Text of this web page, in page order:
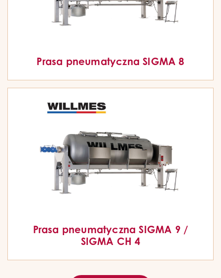
Prasa pneumatyczna SIGMA 8
Prasa pneumatyczna SIGMA 9 /
SIGMA CH 4